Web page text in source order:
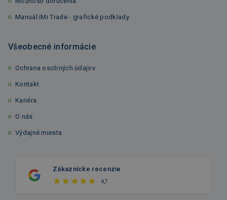
Manuál iMi Trade - grafické podklady
Všeobecné informácie
Ochrana osobných údajov
Kontakt
Kariéra
O nás
Výdajné miesta
Zákaznícke recenzie
4,7